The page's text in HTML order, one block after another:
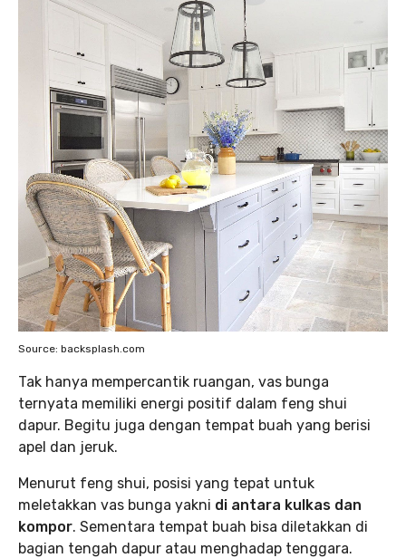
Source: backsplash.com
‌Tak hanya mempercantik ruangan, vas bunga
ternyata memiliki energi positif dalam feng shui
dapur. Begitu juga dengan tempat buah yang berisi
apel dan jeruk.
Menurut feng shui, posisi yang tepat untuk
meletakkan vas bunga yakni di antara kulkas dan
kompor. Sementara tempat buah bisa diletakkan di
bagian tengah dapur atau menghadap tenggara.